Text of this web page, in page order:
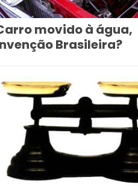
movido à água,
Brasileira?